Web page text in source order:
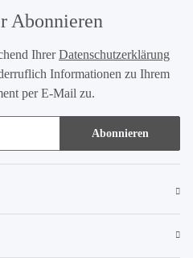
Abonnieren
IhrerDatenschutzerklärung
Informationen zu Ihrem
per E-Mail zu.
Abonnieren